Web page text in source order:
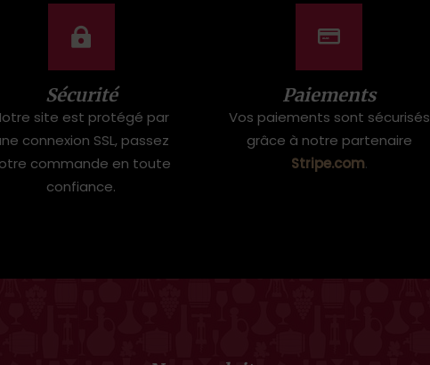
Sécurité
site est protégé par
connexion SSL, passez
commande en toute
confiance.
Paiements
Vos paiements sont sécurisés
grâce à notre partenaire
Stripe.com.